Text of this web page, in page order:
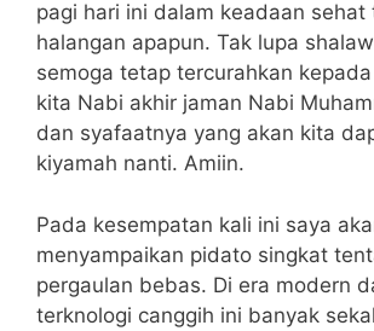
pagi hari ini dalam keadaan sehat
halangan apapun. Tak lupa
semoga tetap tercurahkan
kita Nabi akhir jaman Nabi
dan syafaatnya yang akan kita
kiyamah nanti. Amiin.
Pada kesempatan kali ini saya
menyampaikan pidato singkat
pergaulan bebas. Di era modern
terknologi canggih ini banyak